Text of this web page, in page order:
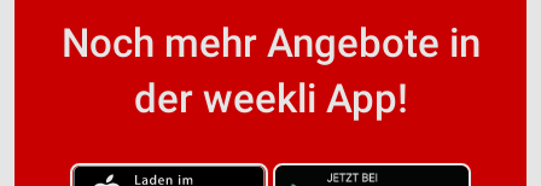
Noch mehr Angebote in
der weekli App!